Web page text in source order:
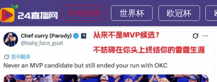
所有联赛 世界杯 欧冠杯